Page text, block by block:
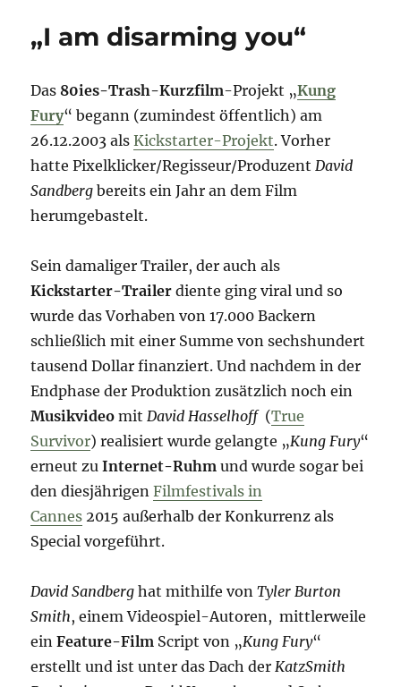
„I am disarming you“
Das 80ies-Trash-Kurzfilm-Projekt „Kung
Fury“ begann (zumindest öffentlich) am
26.12.2003 alsKickstarter-Projekt. Vorher
hatte Pixelklicker/Regisseur/Produzent David
Sandbergbereits ein Jahr an dem Film
herumgebastelt.
Sein damaliger Trailer, der auch als
Kickstarter-Trailer diente ging viral und so
wurde das Vorhaben von 17.000 Backern
schließlich mit einer Summe von sechshundert
tausend Dollar finanziert. Und nachdem in der
Endphase der Produktion zusätzlich noch ein
Musikvideo mit David Hasselhoff(True
Survivor) realisiert wurde gelangte „Kung Fury“
erneut zuInternet-Ruhm und wurde sogar bei
den diesjährigenFilmfestivals in
Cannes 2015 außerhalb der Konkurrenz als
Special vorgeführt.
David Sandberg hat mithilfe vonTyler Burton
Smith, einem Videospiel-Autoren, mittlerweile
einFeature-Film Script von „Kung Fury“
erstellt und ist unter das Dach der KatzSmith